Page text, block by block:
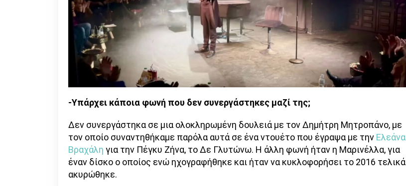
-Υπάρχει κάποια φωνή που δεν συνεργάστηκες μαζί της;
Δεν συνεργάστηκα σε μια ολοκληρωμένη δουλειά με τον Δημήτρη Μητροπάνο, με
τον οποίο συναντηθήκαμε παρόλα αυτά σε ένα ντουέτο που έγραψα με την Ελεάνα
Βραχάλη για την Πέγκυ Ζήνα, το Δε Γλυτώνω. Η άλλη φωνή ήταν η Μαρινέλλα, για
έναν δίσκο ο οποίος ενώ ηχογραφήθηκε και ήταν να κυκλοφορήσει το 2016 τελικά
ακυρώθηκε.